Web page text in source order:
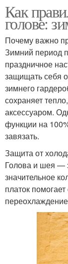
Как
голове:
Почему важно
Зимний период
праздничное
защищать себя
зимнего
сохраняет
аксессуаром.
функции на
завязать.
Защита от
Голова и шея —
значительное
платок